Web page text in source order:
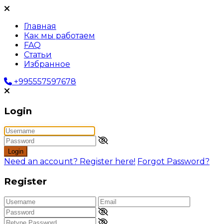
Главная
Как мы работаем
FAQ
Статьи
Избранное
+995557597678
Login
Login
Need an account? Register here! Forgot Password?
Register